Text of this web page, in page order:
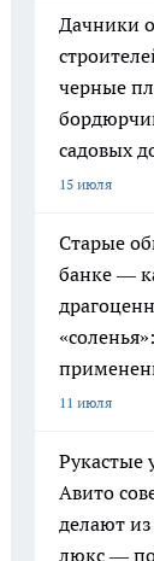
Дачники
черные
садовых
15 июля
Старые
банке —
11 июля
Рукастые
Авито
делают
люкс —